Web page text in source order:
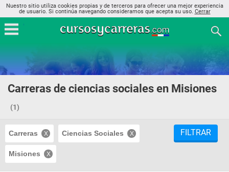
Nuestro sitio utiliza cookies propias y de terceros para ofrecer una mejor experiencia
de usuario. Si continúa navegando consideramos que acepta su uso. Cerrar
Carreras de ciencias sociales en Misiones
(1)
Carreras Ciencias Sociales
Misiones
FILTRAR